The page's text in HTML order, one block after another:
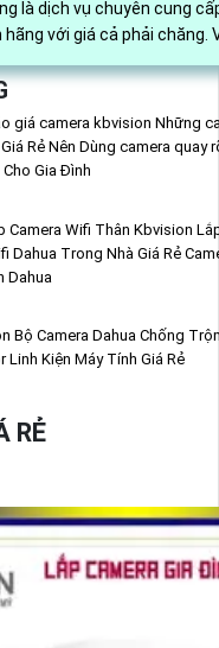
là dịch vụ chuyên cung
giá camera kbvision Những
Rẻ Nên Dùng camera quay
Gia Đình
Camera Wifi Thân Kbvision
Dahua Trong Nhà Giá Rẻ
Dahua
Bộ Camera Dahua Chống
Linh Kiện Máy Tính Giá Rẻ
RẺ